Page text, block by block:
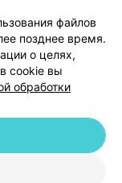
Республика Беларусь,
файлов
позднее время.
о целях,
cookie вы
обработки